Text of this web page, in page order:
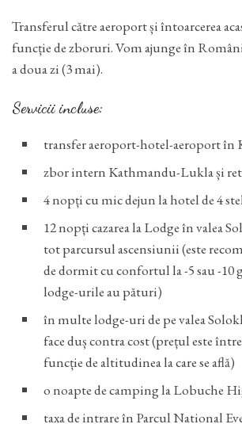
Transferul către aeroport și întoarcerea
funcție de zboruri. Vom ajunge în
a doua zi (3 mai).
Servicii incluse:
transfer aeroport-hotel-aeroport în
zbor intern Kathmandu-Lukla și
4 nopți cu mic dejun la hotel de 4
12 nopți cazarea la Lodge în valea
tot parcursul ascensiunii (este
de dormit cu confortul la -5 sau -10
lodge-urile au pături)
în multe lodge-uri de pe valea
face duș contra cost (prețul este
funcție de altitudinea la care se află)
o noapte de camping la Lobuche
taxa de intrare în Parcul National